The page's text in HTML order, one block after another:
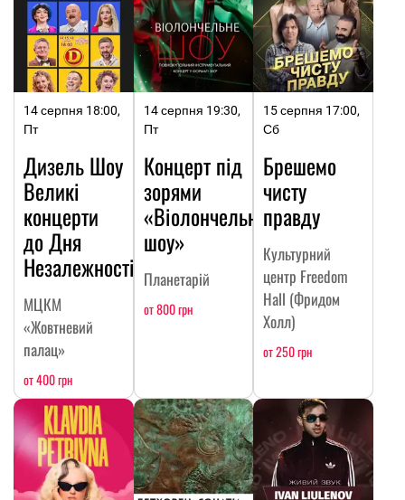
14 серпня 18:00,
Пт
Дизель Шоу
Великі
концерти
до Дня
Незалежності
МЦКМ
«Жовтневий
палац»
от 400 грн
14 серпня 19:30,
Пт
Концерт під
зорями
«Віолончельне
шоу»
Планетарій
от 800 грн
15 серпня 17:00,
Сб
Брешемо
чисту
правду
Культурний
центр Freedom
Hall (Фридом
Холл)
от 250 грн